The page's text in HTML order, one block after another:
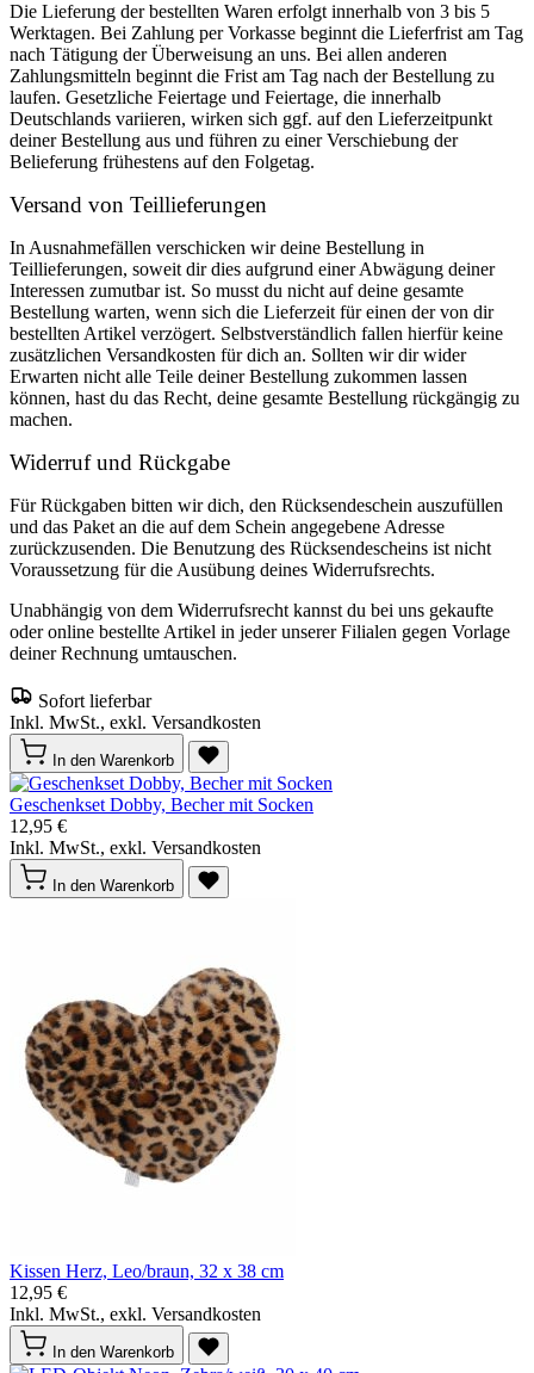
Die Lieferung der bestellten Waren erfolgt innerhalb von 3 bis 5
Werktagen. Bei Zahlung per Vorkasse beginnt die Lieferfrist am Tag
nach Tätigung der Überweisung an uns. Bei allen anderen
Zahlungsmitteln beginnt die Frist am Tag nach der Bestellung zu
laufen. Gesetzliche Feiertage und Feiertage, die innerhalb
Deutschlands variieren, wirken sich ggf. auf den Lieferzeitpunkt
deiner Bestellung aus und führen zu einer Verschiebung der
Belieferung frühestens auf den Folgetag.
Versand von Teillieferungen
In Ausnahmefällen verschicken wir deine Bestellung in
Teillieferungen, soweit dir dies aufgrund einer Abwägung deiner
Interessen zumutbar ist. So musst du nicht auf deine gesamte
Bestellung warten, wenn sich die Lieferzeit für einen der von dir
bestellten Artikel verzögert. Selbstverständlich fallen hierfür keine
zusätzlichen Versandkosten für dich an. Sollten wir dir wider
Erwarten nicht alle Teile deiner Bestellung zukommen lassen
können, hast du das Recht, deine gesamte Bestellung rückgängig zu
machen.
Widerruf und Rückgabe
Für Rückgaben bitten wir dich, den Rücksendeschein auszufüllen
und das Paket an die auf dem Schein angegebene Adresse
zurückzusenden. Die Benutzung des Rücksendescheins ist nicht
Voraussetzung für die Ausübung deines Widerrufsrechts.
Unabhängig von dem Widerrufsrecht kannst du bei uns gekaufte
oder online bestellte Artikel in jeder unserer Filialen gegen Vorlage
deiner Rechnung umtauschen.
Sofort lieferbar
Inkl. MwSt., exkl. Versandkosten
In den Warenkorb
Geschenkset Dobby, Becher mit Socken
12,95 €
Inkl. MwSt., exkl. Versandkosten
In den Warenkorb
Kissen Herz, Leo/braun, 32 x 38 cm
12,95 €
Inkl. MwSt., exkl. Versandkosten
In den Warenkorb